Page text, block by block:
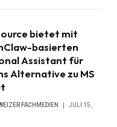
bietet mit
basierten
Assistant für
Alternative zu MS
FACHMEDIEN
JULI 15,